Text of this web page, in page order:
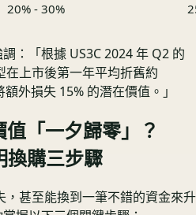
20% - 30%
：「根據 US3C 2024 年 Q2 的
在上市後第一年平均折舊約
外損失 15% 的潛在價值。」
「一夕歸零」？
換購三步驟
甚至能換到一筆不錯的資金來升